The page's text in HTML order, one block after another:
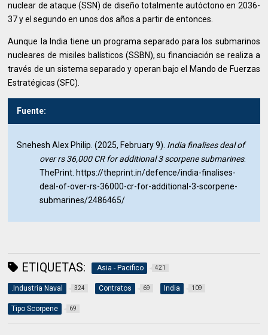
nuclear de ataque (SSN) de diseño totalmente autóctono en 2036-
37 y el segundo en unos dos años a partir de entonces.
Aunque la India tiene un programa separado para los submarinos
nucleares de misiles balísticos (SSBN), su financiación se realiza a
través de un sistema separado y operan bajo el Mando de Fuerzas
Estratégicas (SFC).
Fuente:
Snehesh Alex Philip. (2025, February 9). India finalises deal of
over rs 36,000 CR for additional 3 scorpene submarines.
ThePrint. https://theprint.in/defence/india-finalises-
deal-of-over-rs-36000-cr-for-additional-3-scorpene-
submarines/2486465/
ETIQUETAS: .Asia - Pacifico 421
.Industria Naval 324 Contratos 69 India 109
Tipo Scorpene 69